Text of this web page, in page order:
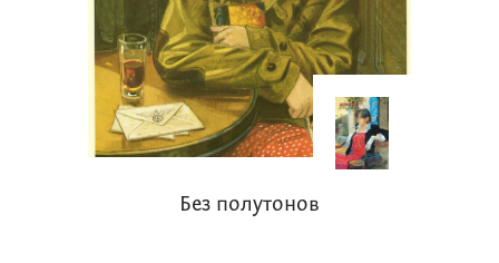
Без полутонов